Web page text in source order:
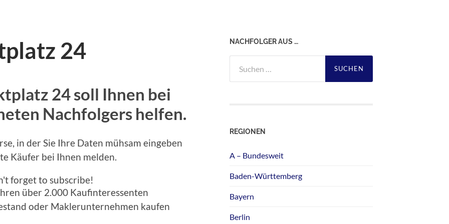
24
24 soll Ihnen bei
Nachfolgers helfen.
in der Sie Ihre Daten mühsam eingeben
Käufer bei Ihnen melden.
forget to subscribe!
über 2.000 Kaufinteressenten
oder Maklerunternehmen kaufen
NACHFOLGER AUS …
nach:
REGIONEN
A – Bundesweit
Baden-Württemberg
Bayern
Berlin